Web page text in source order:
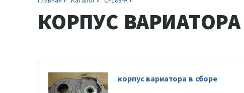
КОРПУС ВАРИАТОРА
корпус вариатора в сборе